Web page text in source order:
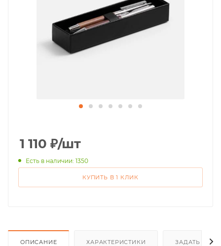
1 110 ₽/шт
Есть в наличии: 1350
КУПИТЬ В 1 КЛИК
ОПИСАНИЕ ХАРАКТЕРИСТИКИ ЗАДАТЬ